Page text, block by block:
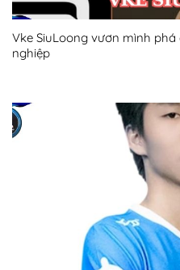
Vke SiuLoong vươn mình
nghiệp